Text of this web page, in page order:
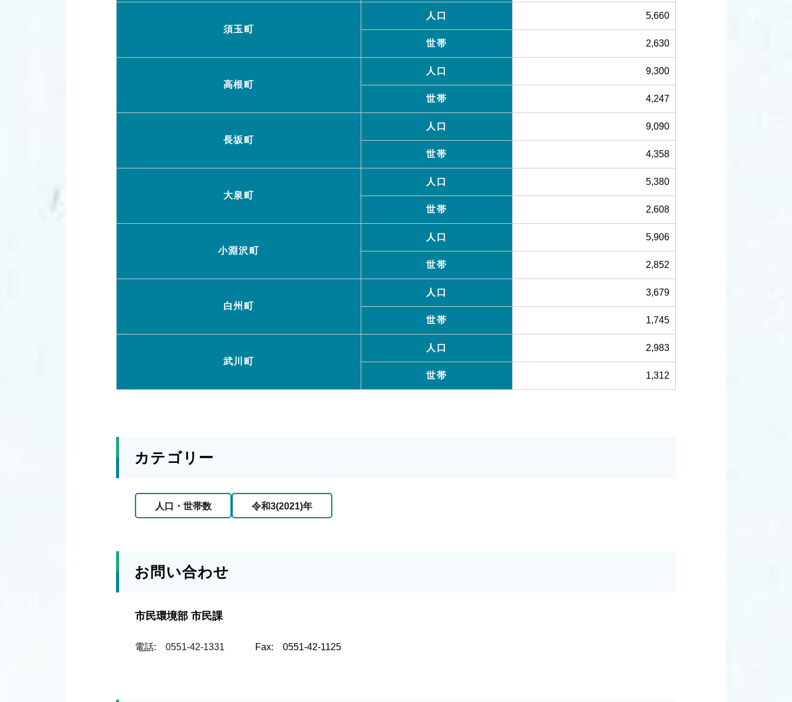
須玉町
人口 5,660
世帯 2,630
高根町
人口 9,300
世帯 4,247
長坂町
人口 9,090
世帯 4,358
大泉町
人口 5,380
世帯 2,608
小淵沢町
人口 5,906
世帯 2,852
白州町
人口 3,679
世帯 1,745
武川町
人口 2,983
世帯 1,312
カテゴリー
人口・世帯数 令和3(2021)年
お問い合わせ
市民環境部 市民課
電話: 0551-42-1331 Fax: 0551-42-1125